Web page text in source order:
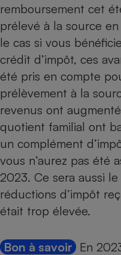
remboursement cet
prélevé à la source
le cas si vous
crédit d’impôt, ces
été pris en compte
prélèvement à la
revenus ont
quotient familial ont
un complément
vous n’aurez pas été
2023. Ce sera aussi le
réductions d’impôt
était trop élevée.
Bon à savoir En